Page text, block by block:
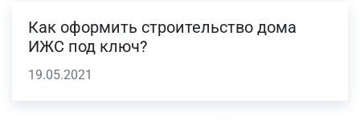
Как оформить строительство дома
ИЖС под ключ?
19.05.2021